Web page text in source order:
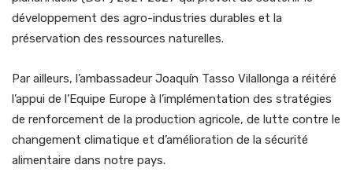
développement des agro-industries durables et la
préservation des ressources naturelles.
Par ailleurs, l’ambassadeur Joaquín Tasso Vilallonga a réitéré
l’appui de l’Equipe Europe à l’implémentation des stratégies
de renforcement de la production agricole, de lutte contre le
changement climatique et d’amélioration de la sécurité
alimentaire dans notre pays.